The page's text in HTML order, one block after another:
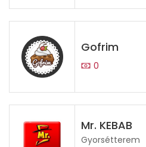
Gofrim
0
Mr. KEBAB
Gyorsétterem